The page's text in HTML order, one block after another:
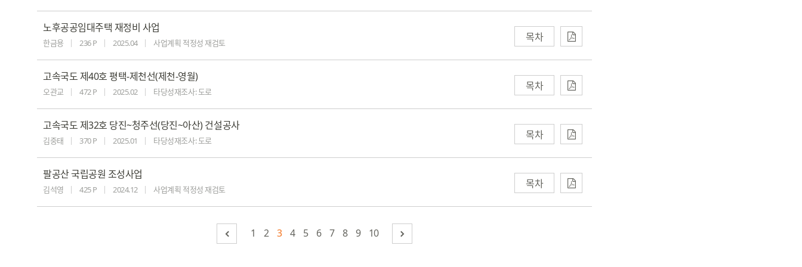
노후공공임대주택 재정비 사업
한금용 236 P 2025.04 사업계획 적정성 재검토 목차
고속국도 제40호 평택-제천선(제천-영월)
오관교 472 P 2025.02 타당성재조사: 도로 목차
고속국도 제32호 당진~청주선(당진~아산) 건설공사
김중태 370 P 2025.01 타당성재조사: 도로 목차
팔공산 국립공원 조성사업
김석영 425 P 2024.12 사업계획 적정성 재검토 목차
1 2 3 4 5 6 7 8 9 10